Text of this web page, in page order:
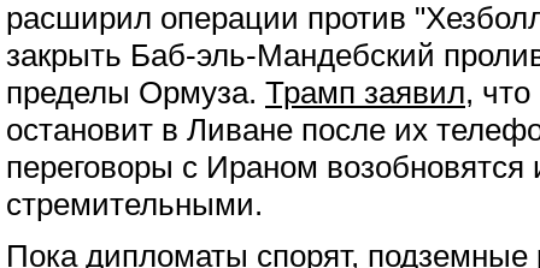
расширил операции против
закрыть Баб-эль-Мандебский
пределы Ормуза. Трамп заявил,
остановит в Ливане после их
переговоры с Ираном возобновятся
стремительными.
Пока дипломаты спорят,